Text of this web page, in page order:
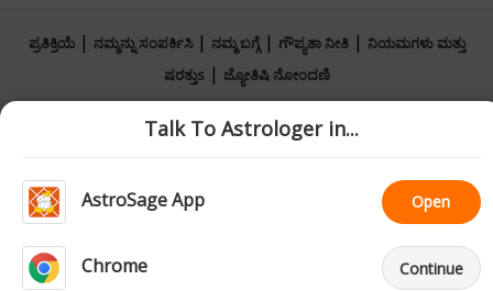
ಪ್ರತಿಕ್ರಿಯೆ| ನಮ್ಮನ್ನು ಸಂಪರ್ಕಿಸಿ| ನಮ್ಮ ಬಗ್ಗೆ| ಗೌಪ್ಯತಾ ನೀತಿ| ನಿಯಮಗಳು ಮತ್ತು
ಷರತ್ತುs| ಜ್ಯೋತಿಷಿ ನೋಂದಣಿ
© All copyrights reserved 2026AstroSage.com
Talk To Astrologer in...
AstroSage App Open
Chrome Continue